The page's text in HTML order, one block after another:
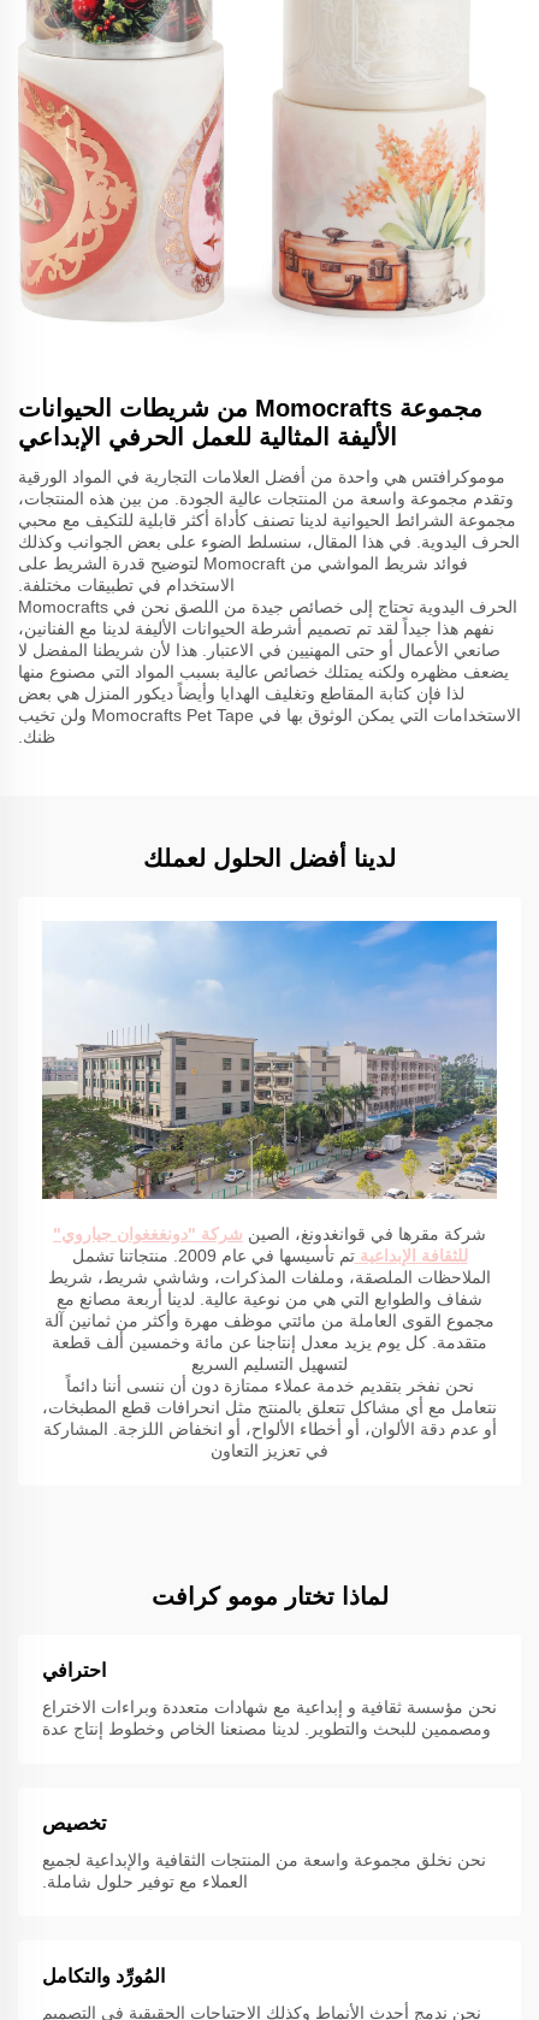
مجموعة Momocrafts من شريطات الحيوانات
الأليفة المثالية للعمل الحرفي الإبداعي
موموكرافتس هي واحدة من أفضل العلامات التجارية في المواد الورقية
وتقدم مجموعة واسعة من المنتجات عالية الجودة. من بين هذه المنتجات،
مجموعة الشرائط الحيوانية لدينا تصنف كأداة أكثر قابلية للتكيف مع محبي
الحرف اليدوية. في هذا المقال، سنسلط الضوء على بعض الجوانب وكذلك
فوائد شريط المواشي من Momocraft لتوضيح قدرة الشريط على
الاستخدام في تطبيقات مختلفة.
الحرف اليدوية تحتاج إلى خصائص جيدة من اللصق نحن في Momocrafts
نفهم هذا جيداً لقد تم تصميم أشرطة الحيوانات الأليفة لدينا مع الفنانين،
صانعي الأعمال أو حتى المهنيين في الاعتبار. هذا لأن شريطنا المفضل لا
يضعف مظهره ولكنه يمتلك خصائص عالية بسبب المواد التي مصنوع منها
لذا فإن كتابة المقاطع وتغليف الهدايا وأيضاً ديكور المنزل هي بعض
الاستخدامات التي يمكن الوثوق بها في Momocrafts Pet Tape ولن تخيب
ظنك.
لدينا أفضل الحلول لعملك
شركة مقرها في قوانغدونغ، الصين شركة "دونغغغوان جياروي"
للثقافة الإبداعية
تم تأسيسها في عام 2009. منتجاتنا تشمل
الملاحظات الملصقة، وملفات المذكرات، وشاشي شريط، شريط
شفاف والطوابع التي هي من نوعية عالية. لدينا أربعة مصانع مع
مجموع القوى العاملة من مائتي موظف مهرة وأكثر من ثمانين آلة
متقدمة. كل يوم يزيد معدل إنتاجنا عن مائة وخمسين ألف قطعة
لتسهيل التسليم السريع
نحن نفخر بتقديم خدمة عملاء ممتازة دون أن ننسى أننا دائماً
نتعامل مع أي مشاكل تتعلق بالمنتج مثل انحرافات قطع المطبخات،
أو عدم دقة الألوان، أو أخطاء الألواح، أو انخفاض اللزجة. المشاركة
في تعزيز التعاون
لماذا تختار مومو كرافت
احترافي
نحن مؤسسة ثقافية و إبداعية مع شهادات متعددة وبراءات الاختراع
ومصممين للبحث والتطوير. لدينا مصنعنا الخاص وخطوط إنتاج عدة
تخصيص
نحن نخلق مجموعة واسعة من المنتجات الثقافية والإبداعية لجميع
العملاء مع توفير حلول شاملة.
المُورِّد والتكامل
نحن ندمج أحدث الأنماط وكذلك الاحتياجات الحقيقية في التصميم